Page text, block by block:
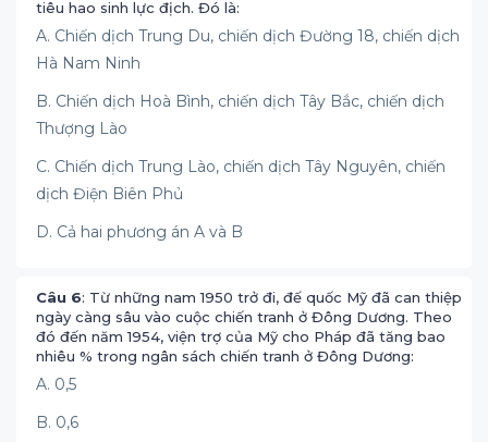
tiêu hao sinh lực địch. Đó là:
A. Chiến dịch Trung Du, chiến dịch Đường 18, chiến dịch
Hà Nam Ninh
B. Chiến dịch Hoà Bình, chiến dịch Tây Bắc, chiến dịch
Thượng Lào
C. Chiến dịch Trung Lào, chiến dịch Tây Nguyên, chiến
dịch Điện Biên Phủ
D. Cả hai phương án A và B
Câu 6: Từ những nam 1950 trở đi, đế quốc Mỹ đã can thiệp
ngày càng sâu vào cuộc chiến tranh ở Đông Dương. Theo
đó đến năm 1954, viện trợ của Mỹ cho Pháp đã tăng bao
nhiêu % trong ngân sách chiến tranh ở Đông Dương:
A. 0,5
B. 0,6